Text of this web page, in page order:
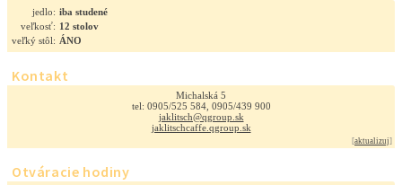
jedlo: iba studené
veľkosť: 12 stolov
veľký stôl: ÁNO
Kontakt
Michalská 5
tel: 0905/525 584, 0905/439 900
jaklitsch@qgroup.sk
jaklitschcaffe.qgroup.sk
[aktualizuj]
Otváracie hodiny